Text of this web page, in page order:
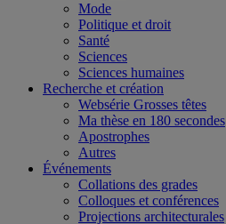
Mode
Politique et droit
Santé
Sciences
Sciences humaines
Recherche et création
Websérie Grosses têtes
Ma thèse en 180 secondes
Apostrophes
Autres
Événements
Collations des grades
Colloques et conférences
Projections architecturales